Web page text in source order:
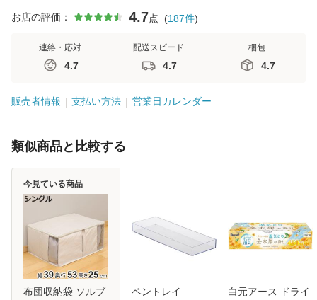
お店の評価： 4.7点 (187件)
連絡・応対
4.7
配送スピード
4.7
梱包
4.7
販売者情報 支払い方法 営業日カレンダー
類似商品と比較する
布団収納袋 ソルブ
今見ている商品
ペントレイ
白元アース ドライ